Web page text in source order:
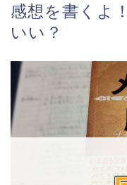
感想を書くよ
いい？